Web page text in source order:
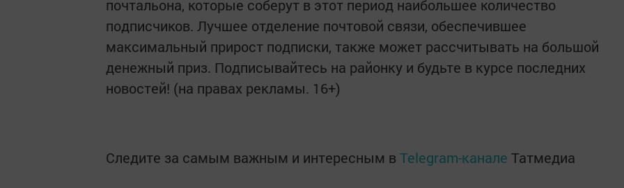
почтальона, которые соберут в этот период наибольшее количество
подписчиков. Лучшее отделение почтовой связи, обеспечившее
максимальный прирост подписки, также может рассчитывать на большой
денежный приз. Подписывайтесь на районку и будьте в курсе последних
новостей! (на правах рекламы. 16+)
Следите за самым важным и интересным в Telegram-канале Татмедиа